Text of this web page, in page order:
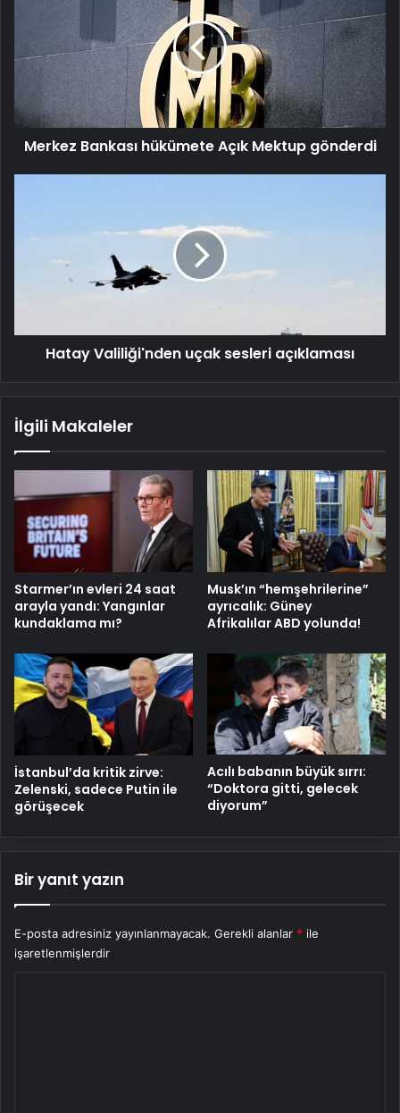
Mektup
gönderdi
Merkez Bankası hükümete Açık Mektup gönderdi
sesleri
açıklaması
Hatay Valiliği'nden uçak sesleri açıklaması
İlgili Makaleler
Starmer’ın evleri 24 saat
arayla yandı: Yangınlar
kundaklama mı?
Musk’ın “hemşehrilerine”
ayrıcalık: Güney
Afrikalılar ABD yolunda!
İstanbul’da kritik zirve:
Zelenski, sadece Putin ile
görüşecek
Acılı babanın büyük sırrı:
“Doktora gitti, gelecek
diyorum”
Bir yanıt yazın
E-posta adresiniz yayınlanmayacak. Gerekli alanlar * ile
işaretlenmişlerdir